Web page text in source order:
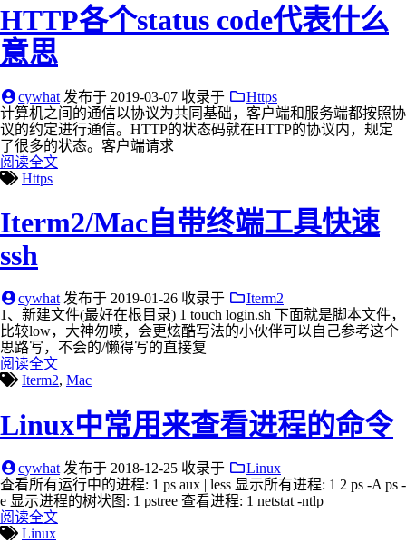
HTTP各个status code代表什么
意思
cywhat 发布于 2019-03-07 收录于
Https
计算机之间的通信以协议为共同基础，客户端和服务端都按照协
议的约定进行通信。HTTP的状态码就在HTTP的协议内，规定
了很多的状态。客户端请求
阅读全文
Https
Iterm2/Mac自带终端工具快速
ssh
cywhat 发布于 2019-01-26 收录于
Iterm2
1、新建文件(最好在根目录) 1 touch login.sh 下面就是脚本文件，
比较low，大神勿喷，会更炫酷写法的小伙伴可以自己参考这个
思路写，不会的/懒得写的直接复
阅读全文
Iterm2, Mac
Linux中常用来查看进程的命令
cywhat 发布于 2018-12-25 收录于
Linux
查看所有运行中的进程: 1 ps aux | less 显示所有进程: 1 2 ps -A ps -
e 显示进程的树状图: 1 pstree 查看进程: 1 netstat -ntlp
阅读全文
Linux